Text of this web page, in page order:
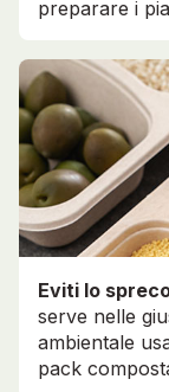
preparare i
Eviti lo
serve nelle
ambientale
pack